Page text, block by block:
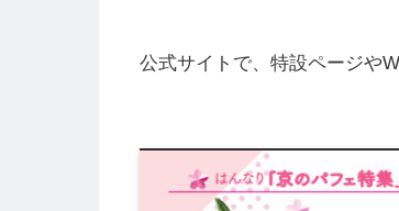
公式サイトで、特設ページや